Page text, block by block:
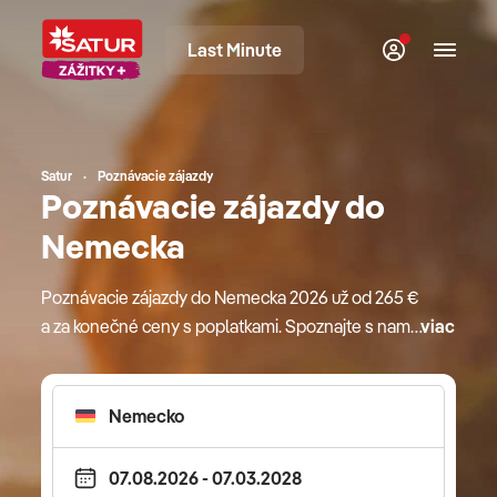
Last Minute
Satur Poznávacie zájazdy
Poznávacie zájazdy do
Nemecka
Poznávacie zájazdy do Nemecka 2026 už od 265 €
a za konečné ceny s poplatkami. Spoznajte s nami
zámkov, historických pamiatok či malebných
parkov a záhrad. Navyše, naši obľúbení a kvalitní
sprievodcovia vám ukážu krásy Nemecka z úplne
iného uhla pohľadu. Čo všetko zažijete? Legoland
viac